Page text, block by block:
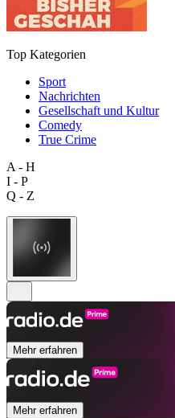
Top Kategorien
Sport
Nachrichten
Gesellschaft und Kultur
Comedy
True Crime
A - H
I - P
Q - Z
Mehr erfahren
Mehr erfahren